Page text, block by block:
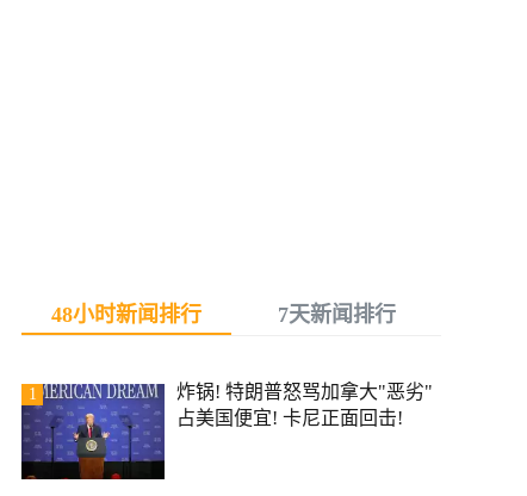
48小时新闻排行 7天新闻排行
1
炸锅! 特朗普怒骂加拿大"恶劣"
占美国便宜! 卡尼正面回击!